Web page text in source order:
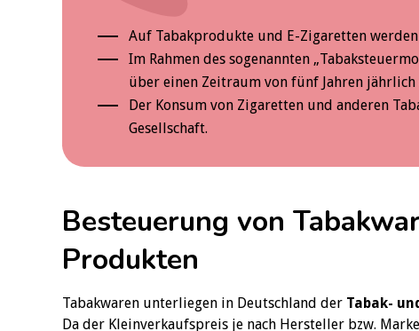
Auf Tabakprodukte und E-Zigaretten
Im Rahmen des sogenannten
über einen Zeitraum von fünf Jahren jährlich
Der Konsum von Zigaretten und anderen
Gesellschaft.
Besteuerung von
Produkten
Tabakwaren unterliegen in Deutschland der Tabak-
Da der Kleinverkaufspreis je nach Hersteller bzw.